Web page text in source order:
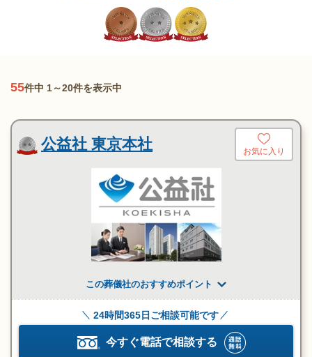
55件中 1～20件を表示中
公益社 東京本社 お気に入り
この葬儀社のおすすめポイント
24時間365日ご相談可能です
今すぐ電話で相談する